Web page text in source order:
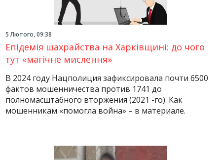
5 Лютого, 09:38
Епідемія шахрайства на Харківщині: до чого
тут «магічне мислення»
В 2024 году Нацполиция зафиксировала почти 6500
фактов мошенничества против 1741 до
полномасштабного вторжения (2021 -го). Как
мошенникам «помогла война» – в материале.